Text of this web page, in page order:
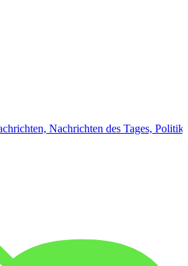
Nachrichten des Tages, Politik